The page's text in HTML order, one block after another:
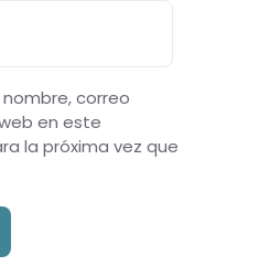
correo
en este
la próxima vez que